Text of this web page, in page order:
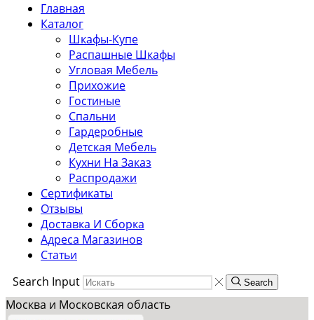
Главная
Каталог
Шкафы-Купе
Распашные Шкафы
Угловая Мебель
Прихожие
Гостиные
Спальни
Гардеробные
Детская Мебель
Кухни На Заказ
Распродажи
Сертификаты
Отзывы
Доставка И Сборка
Адреса Магазинов
Статьи
Search Input
Search
Москва и Московская область